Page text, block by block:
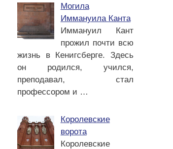
Могила
Иммануила Канта
Иммануил Кант
прожил почти всю
жизнь в Кенигсберге. Здесь
он родился, учился,
преподавал, стал
профессором и …
Королевские
ворота
Королевские